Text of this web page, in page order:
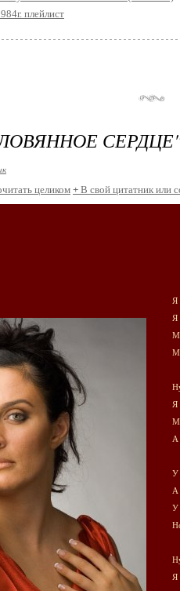
плейлист
целиком+ В свой цитатник или
Я
Я
Я
А
У
А
У
Я